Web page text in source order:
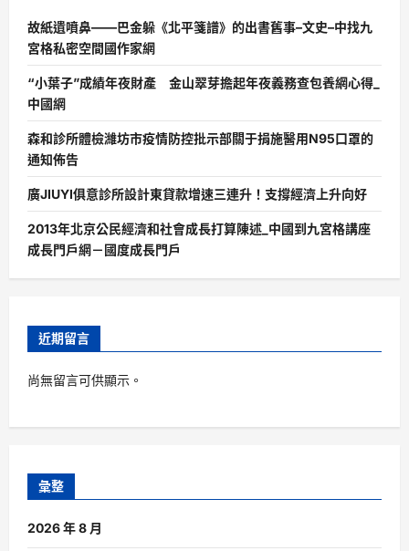
故紙遺噴鼻——巴金躲《北平箋譜》的出書舊事–文史–中找九
宮格私密空間國作家網
“小葉子”成績年夜財產 金山翠芽擔起年夜義務查包養網心得_
中國網
森和診所體檢濰坊市疫情防控批示部關于捐施醫用N95口罩的
通知佈告
廣JIUYI俱意診所設計東貸款增速三連升！支撐經濟上升向好
2013年北京公民經濟和社會成長打算陳述_中國到九宮格講座
成長門戶網－國度成長門戶
近期留言
尚無留言可供顯示。
彙整
2026 年 8 月